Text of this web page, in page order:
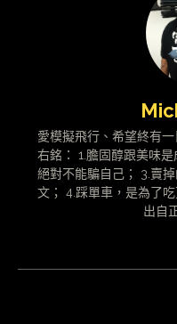
愛模擬飛行、希望終有
右銘： 1.膽固醇跟美味
絕對不能騙自己； 3.賣
文； 4.踩單車，是為了
出自